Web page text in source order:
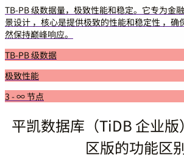
TB-PB 级数据量，极致性能和稳定。它专为金
景设计 ，核心是提供极致的性能和稳定性 ，确
然保持巅峰响应。
TB-PB 级数据
极致性能
3 - ∞ 节点
平凯数据库（TiDB 企业版
区版的功能区